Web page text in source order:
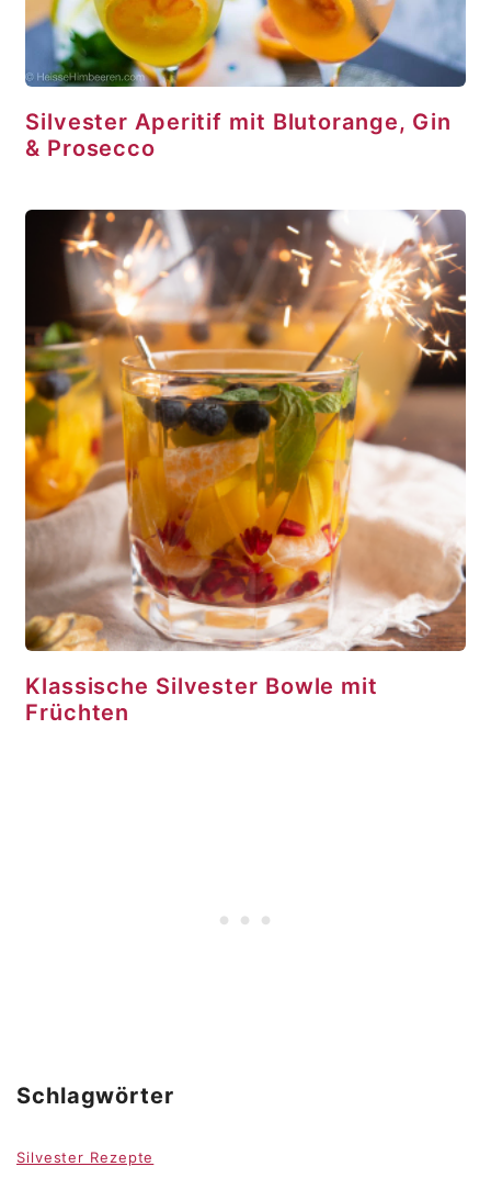
Silvester Aperitif mit Blutorange, Gin
& Prosecco
Klassische Silvester Bowle mit
Früchten
Schlagwörter
Silvester Rezepte